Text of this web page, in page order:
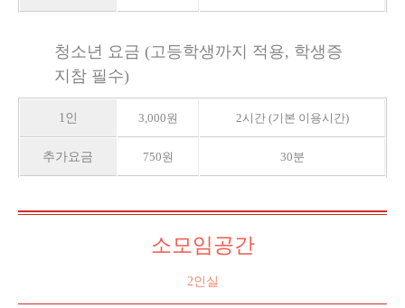
청소년 요금 (고등학생까지 적용, 학생증
지참 필수)
1인 3,000원 2시간 (기본 이용시간)
추가요금 750원 30분
소모임공간
2인실